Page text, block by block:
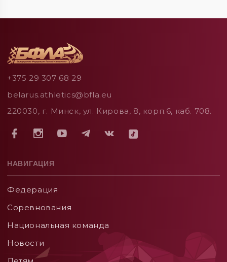
+375 29 307 68 29
belarus.athletics@bfla.eu
220030, г. Минск, ул. Кирова, 8, корп.6, каб. 708.
НАВИГАЦИЯ
Федерация
Соревнования
Национальная команда
Новости